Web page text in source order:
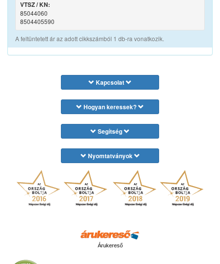
VTSZ / KN:
85044060
8504405590
A feltüntetett ár az adott cikkszámból 1 db-ra vonatkozik.
Kapcsolat
Hogyan keressek?
Segítség
Nyomtatványok
Árukereső